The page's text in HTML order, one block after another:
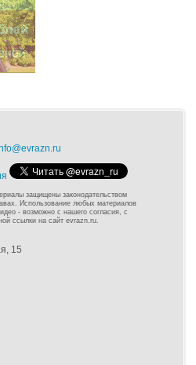
защищены законодательством
Использование любых материалов
- возможно с нашего согласия, с
ссылки на сайт evrazn.ru.
15